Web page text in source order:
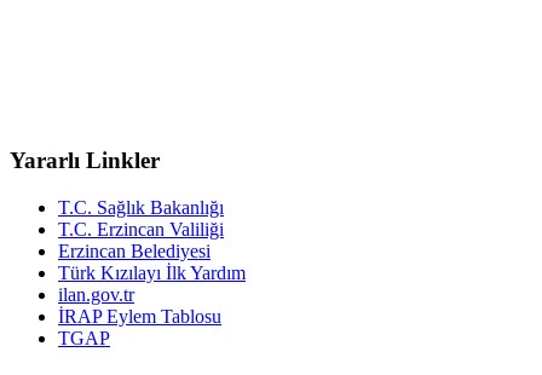
Yararlı Linkler
T.C. Sağlık Bakanlığı
T.C. Erzincan Valiliği
Erzincan Belediyesi
Türk Kızılayı İlk Yardım
ilan.gov.tr
İRAP Eylem Tablosu
TGAP